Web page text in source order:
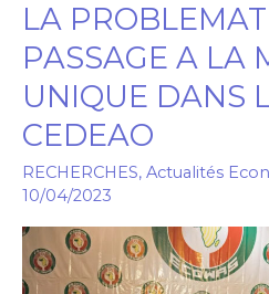
LA
PASSAGE A LA
UNIQUE DANS
CEDEAO
RECHERCHES, Actualités
10/04/2023
LA
PROBLEMATIQUE
DU
PASSAGE
A
LA
MONNAIE
UNIQUE
DANS
L’ESPACE